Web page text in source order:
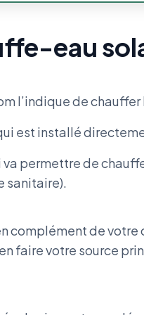
eau
l’indique de chauffer
est installé
permettre de
sanitaire).
complément de votre
faire votre source